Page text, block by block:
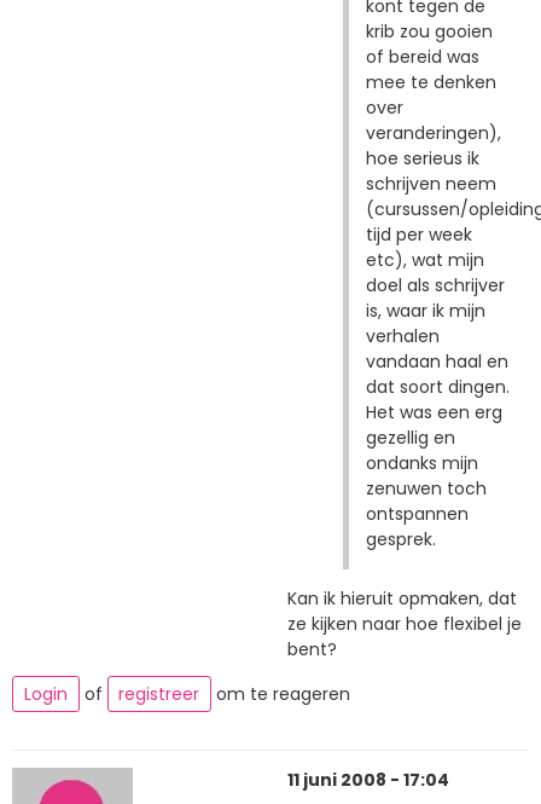
kont tegen de
krib zou gooien
of bereid was
mee te denken
over
veranderingen),
hoe serieus ik
schrijven neem
(cursussen/
tijd per week
etc), wat mijn
doel als schrijver
is, waar ik mijn
verhalen
vandaan haal en
dat soort dingen.
Het was een erg
gezellig en
ondanks mijn
zenuwen toch
ontspannen
gesprek.
Kan ik hieruit opmaken, dat
ze kijken naar hoe flexibel je
bent?
Login
of registreer om te reageren
11 juni 2008 - 17:04